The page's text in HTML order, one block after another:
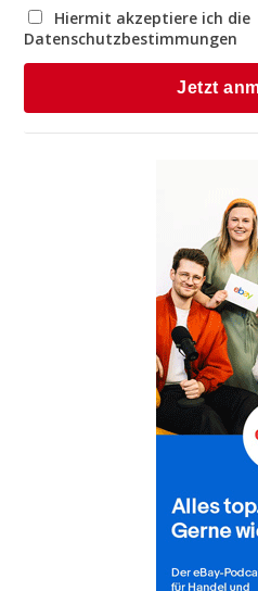
Hiermit akzeptiere ich die
Datenschutzbestimmungen